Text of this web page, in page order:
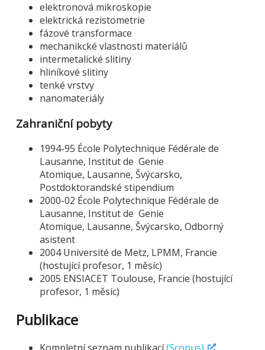
elektronová mikroskopie
elektrická rezistometrie
fázové transformace
mechanikcké vlastnosti materiálů
intermetalické slitiny
hliníkové slitiny
tenké vrstvy
nanomateriály
Zahraniční pobyty
1994-95 École Polytechnique Fédérale de
Lausanne, Institut de Genie
Atomique, Lausanne, Švýcarsko,
Postdoktorandské stipendium
2000-02 École Polytechnique Fédérale de
Lausanne, Institut de Genie
Atomique, Lausanne, Švýcarsko, Odborný
asistent
2004 Université de Metz, LPMM, Francie
(hostující profesor, 1 měsíc)
2005 ENSIACET Toulouse, Francie (hostující
profesor, 1 měsíc)
Publikace
Kompletní seznam publikací(Scopus)